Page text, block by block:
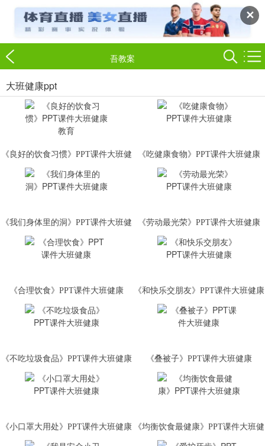
✕
吾教案
大班健康ppt
《良好的饮食习惯》PPT课件大班健
《吃健康食物》PPT课件大班健康
《我们身体里的洞》PPT课件大班健
《劳动最光荣》PPT课件大班健康
《合理饮食》PPT课件大班健康 《和快乐交朋友》PPT课件大班健康
《不吃垃圾食品》PPT课件大班健康 《叠被子》PPT课件大班健康
《小口罩大用处》PPT课件大班健康
《均衡饮食最健康》PPT课件大班健